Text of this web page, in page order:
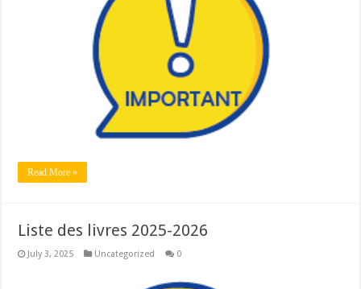
Read More »
Liste des livres 2025-2026
July 3, 2025 Uncategorized 0